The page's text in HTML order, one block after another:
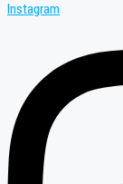
Instagram